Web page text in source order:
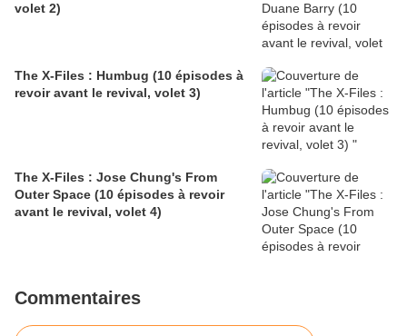
volet 2)
The X-Files : Humbug (10 épisodes à
revoir avant le revival, volet 3)
The X-Files : Jose Chung's From
Outer Space (10 épisodes à revoir
avant le revival, volet 4)
Commentaires